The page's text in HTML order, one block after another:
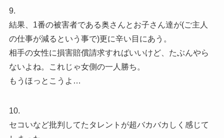
9.
結果、1番の被害者である奥さんとお子さん達が(ご主人
の仕事が減るという事で)更に辛い目にあう。
相手の女性に損害賠償請求すればいいけど、たぶんやら
ないよね。これじゃ女側の一人勝ち。
もうほっとこうよ…
10.
セコいなど批判してたタレントが超バカバカしく感じて